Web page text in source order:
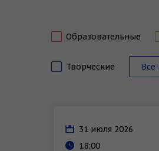
Образовательные
Творческие Все
31 июля 2026
18:00